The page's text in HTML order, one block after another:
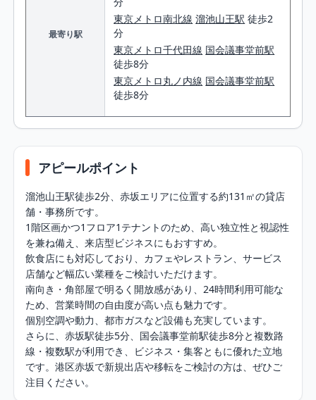
最寄り駅
東京メトロ南北線 溜池山王駅 徒歩2
分
東京メトロ千代田線 国会議事堂前駅
徒歩8分
東京メトロ丸ノ内線 国会議事堂前駅
徒歩8分
アピールポイント
溜池山王駅徒歩2分、赤坂エリアに位置する約131㎡の貸店
舗・事務所です。
1階区画かつ1フロア1テナントのため、高い独立性と視認性
を兼ね備え、来店型ビジネスにもおすすめ。
飲食店にも対応しており、カフェやレストラン、サービス
店舗など幅広い業種をご検討いただけます。
南向き・角部屋で明るく開放感があり、24時間利用可能な
ため、営業時間の自由度が高い点も魅力です。
個別空調や動力、都市ガスなど設備も充実しています。
さらに、赤坂駅徒歩5分、国会議事堂前駅徒歩8分と複数路
線・複数駅が利用でき、ビジネス・集客ともに優れた立地
です。港区赤坂で新規出店や移転をご検討の方は、ぜひご
注目ください。